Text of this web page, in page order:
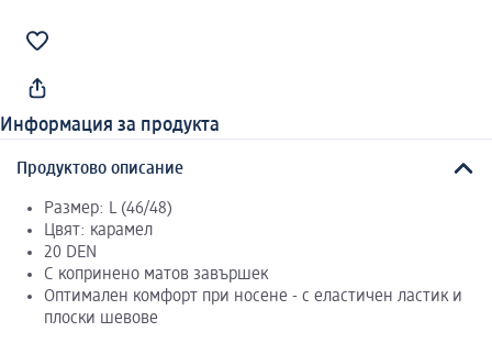
Информация за продукта
Продуктово описание
Размер: L (46/48)
Цвят: карамел
20 DEN
С копринено матов завършек
Оптимален комфорт при носене - с еластичен ластик и
плоски шевове